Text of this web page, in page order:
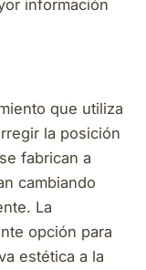
información
que utiliza
la posición
fabrican a
cambiando
La
opción para
estética a la